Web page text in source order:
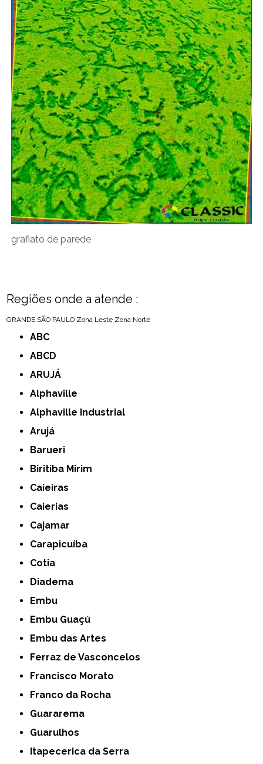
grafiato de parede
Regiões onde a atende :
GRANDE SÃO PAULO Zona Leste Zona Norte
ABC
ABCD
ARUJÁ
Alphaville
Alphaville Industrial
Arujá
Barueri
Biritiba Mirim
Caieiras
Caierias
Cajamar
Carapicuíba
Cotia
Diadema
Embu
Embu Guaçú
Embu das Artes
Ferraz de Vasconcelos
Francisco Morato
Franco da Rocha
Guararema
Guarulhos
Itapecerica da Serra